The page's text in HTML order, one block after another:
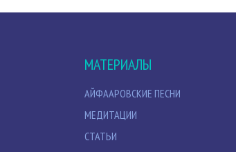
МАТЕРИАЛЫ
АЙФААРОВСКИЕ ПЕСНИ
МЕДИТАЦИИ
СТАТЬИ